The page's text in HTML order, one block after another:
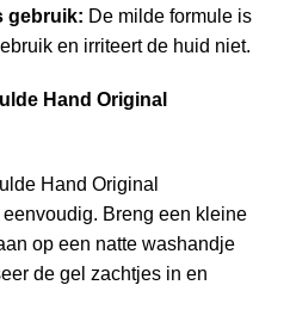
gebruik: De milde formule is
en irriteert de huid niet.
Hand Original
Hand Original
Breng een kleine
op een natte washandje
de gel zachtjes in en